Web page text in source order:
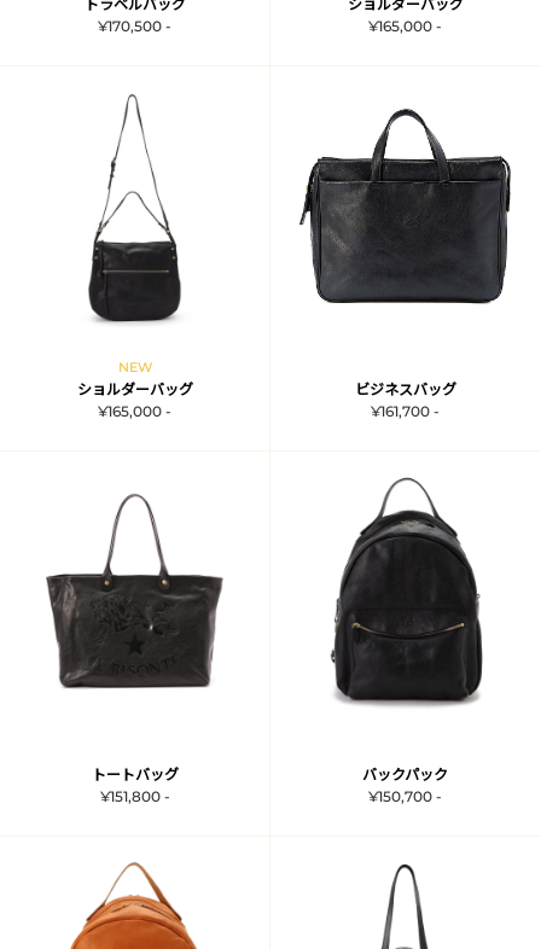
トラベルバッグ
¥170,500 -
ショルダーバッグ
¥165,000 -
NEW
ショルダーバッグ
¥165,000 -
ビジネスバッグ
¥161,700 -
トートバッグ
¥151,800 -
バックパック
¥150,700 -